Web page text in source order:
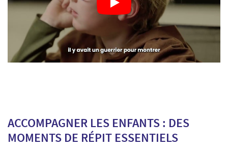
ACCOMPAGNER LES ENFANTS : DES
MOMENTS DE RÉPIT ESSENTIELS